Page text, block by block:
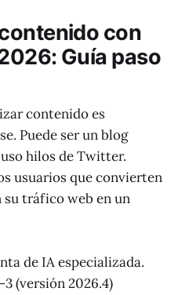
con
Guía paso
contenido es
Puede ser un blog
hilos de Twitter.
usuarios que convierten
su tráfico web en un
de IA especializada.
(versión 2026.4)